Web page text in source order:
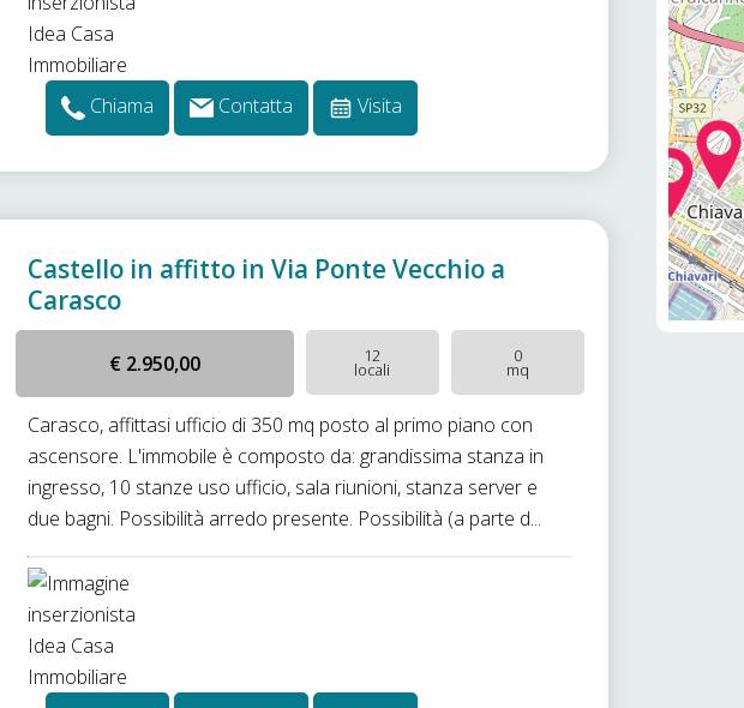
Chiama Contatta Visita
Castello in affitto in Via Ponte Vecchio a
Carasco
€ 2.950,00 12
locali
0
mq
Carasco, affittasi ufficio di 350 mq posto al primo piano con
ascensore. L'immobile è composto da: grandissima stanza in
ingresso, 10 stanze uso ufficio, sala riunioni, stanza server e
due bagni. Possibilità arredo presente. Possibilità (a parte d...